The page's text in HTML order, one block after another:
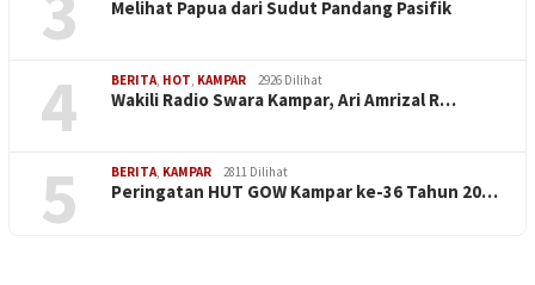
Melihat Papua dari Sudut Pandang Pasifik
4 BERITA HOT KAMPAR 2926 Dilihat
Wakili Radio Swara Kampar, Ari Amrizal R…
5 BERITA KAMPAR 2811 Dilihat
Peringatan HUT GOW Kampar ke-36 Tahun 20…